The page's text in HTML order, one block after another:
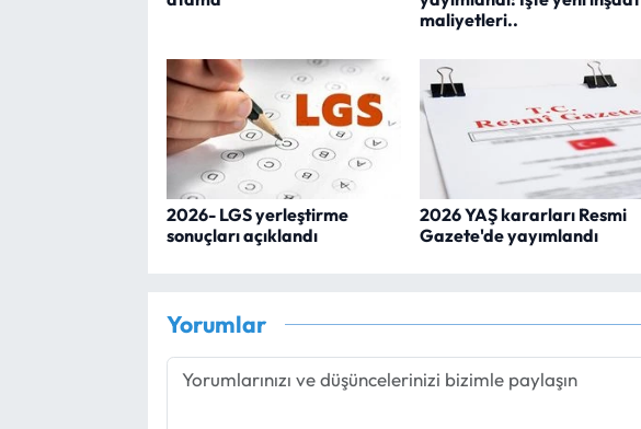
maliyetleri..
2026- LGS yerleştirme
sonuçları açıklandı
2026 YAŞ kararları Resmi
Gazete'de yayımlandı
Yorumlar